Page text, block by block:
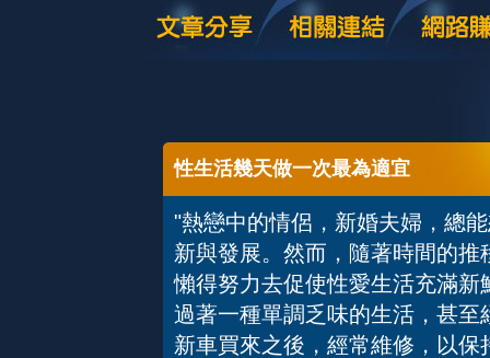
性生活幾天做一次最為適宜
"熱戀中的情侶，新婚夫婦，總
新與發展。然而，隨著時間的
懶得努力去促使性愛生活充滿
過著一種單調乏味的生活，甚
新車買來之後，經常維修，以